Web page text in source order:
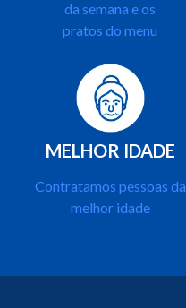
da semana e os
pratos do menu
MELHOR IDADE
Contratamos pessoas da
melhor idade